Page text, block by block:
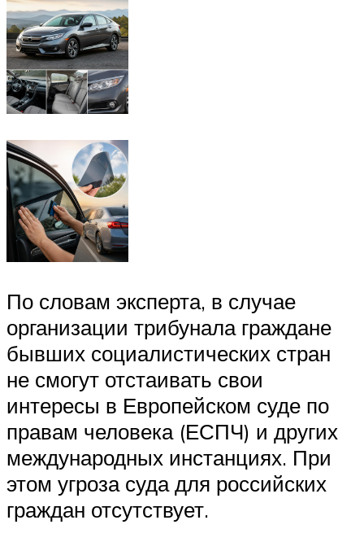
По словам эксперта, в случае
организации трибунала граждане
бывших социалистических стран
не смогут отстаивать свои
интересы в Европейском суде по
правам человека (ЕСПЧ) и других
международных инстанциях. При
этом угроза суда для российских
граждан отсутствует.